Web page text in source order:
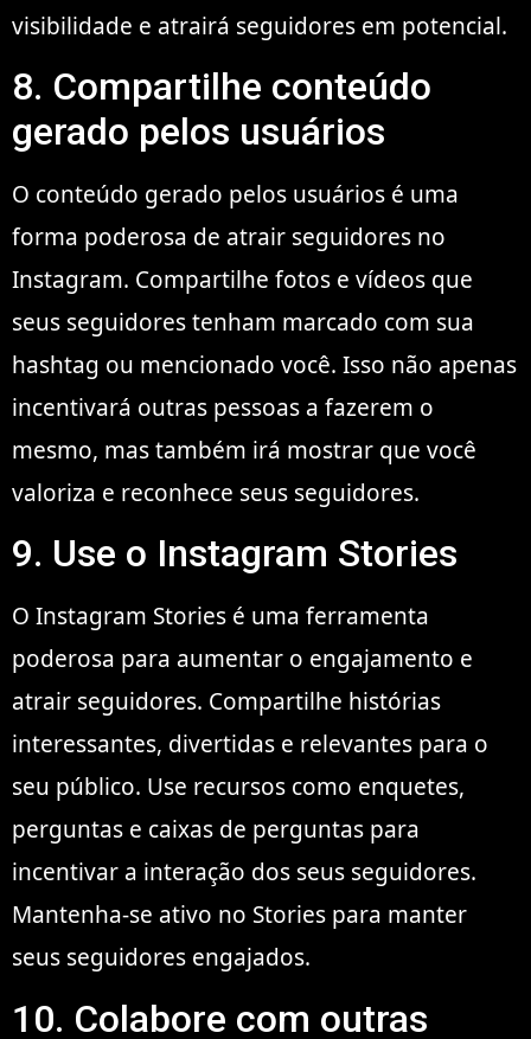
visibilidade e atrairá seguidores em potencial.
8. Compartilhe conteúdo
gerado pelos usuários
O conteúdo gerado pelos usuários é uma
forma poderosa de atrair seguidores no
Instagram. Compartilhe fotos e vídeos que
seus seguidores tenham marcado com sua
hashtag ou mencionado você. Isso não apenas
incentivará outras pessoas a fazerem o
mesmo, mas também irá mostrar que você
valoriza e reconhece seus seguidores.
9. Use o Instagram Stories
O Instagram Stories é uma ferramenta
poderosa para aumentar o engajamento e
atrair seguidores. Compartilhe histórias
interessantes, divertidas e relevantes para o
seu público. Use recursos como enquetes,
perguntas e caixas de perguntas para
incentivar a interação dos seus seguidores.
Mantenha-se ativo no Stories para manter
seus seguidores engajados.
10. Colabore com outras